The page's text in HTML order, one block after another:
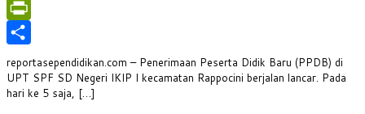
WhatsApp
PrintFriendly
Share
reportasependidikan.com – Penerimaan Peserta Didik Baru (PPDB) di
UPT SPF SD Negeri IKIP I kecamatan Rappocini berjalan lancar. Pada
hari ke 5 saja, […]